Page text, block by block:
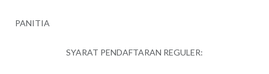
PANITIA
SYARAT PENDAFTARAN REGULER: